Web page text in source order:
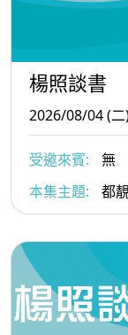
楊照談書
2026/08/04 (
受邀來賓:
無
本集主題:
都